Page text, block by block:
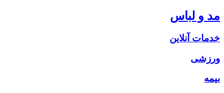
مد و لباس
خدمات آنلاین
ورزشی
بیمه